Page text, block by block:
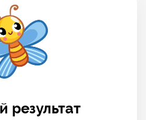
результат